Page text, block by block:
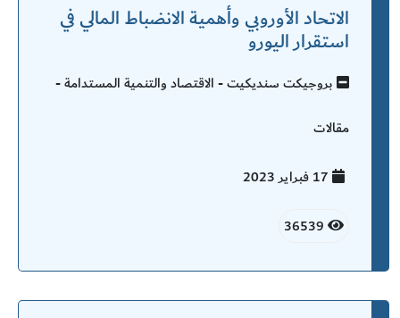
الاتحاد الأوروبي وأهمية الانضباط المالي في
استقرار اليورو
بروجيكت سنديكيت - الاقتصاد والتنمية المستدامة -
مقالات
17 فبراير 2023